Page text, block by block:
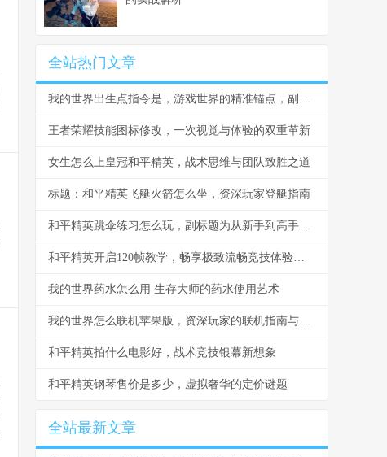
全站热门文章
我的世界出生点指令是，游戏世界的精准锚点，副标题，资深玩家解析指令奥秘与战略应用
王者荣耀技能图标修改，一次视觉与体验的双重革新
女生怎么上皇冠和平精英，战术思维与团队致胜之道
标题：和平精英飞艇火箭怎么坐，资深玩家登艇指南
和平精英跳伞练习怎么玩，副标题为从新手到高手的精准降落之道
和平精英开启120帧教学，畅享极致流畅竞技体验副标题
我的世界药水怎么用 生存大师的药水使用艺术
我的世界怎么联机苹果版，资深玩家的联机指南与心得
和平精英拍什么电影好，战术竞技银幕新想象
和平精英钢琴售价是多少，虚拟奢华的定价谜题
全站最新文章